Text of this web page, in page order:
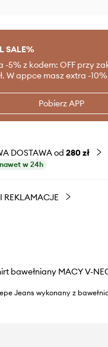
SALE%
-5% z kodem: OFF przy
W appce masz extra -
Pobierz APP
DOSTAWA od 280 zł
w 24h
REKLAMACJE
bawełniany MACY V-
Jeans wykonany z